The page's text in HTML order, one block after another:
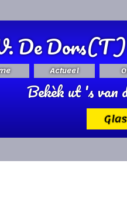
De
Actueel
Bekèk ut 's van